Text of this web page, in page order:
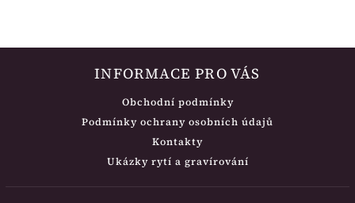
INFORMACE PRO VÁS
Obchodní podmínky
Podmínky ochrany osobních údajů
Kontakty
Ukázky rytí a gravírování